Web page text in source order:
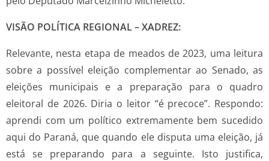
VISÃO POLÍTICA REGIONAL – XADREZ:
Relevante, nesta etapa de meados de 2023, uma leitura
sobre a possível eleição complementar ao Senado, as
eleições municipais e a preparação para o quadro
eleitoral de 2026. Diria o leitor “é precoce”. Respondo:
aprendi com um político extremamente bem sucedido
aqui do Paraná, que quando ele disputa uma eleição, já
está se preparando para a seguinte. Isto justifica,